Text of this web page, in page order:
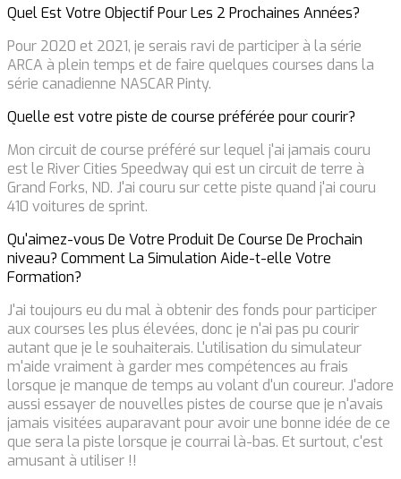
Quel Est Votre Objectif Pour Les 2 Prochaines Années?
Pour 2020 et 2021, je serais ravi de participer à la série
ARCA à plein temps et de faire quelques courses dans la
série canadienne NASCAR Pinty.
Quelle est votre piste de course préférée pour courir?
Mon circuit de course préféré sur lequel j'ai jamais couru
est le River Cities Speedway qui est un circuit de terre à
Grand Forks, ND. J'ai couru sur cette piste quand j'ai couru
410 voitures de sprint.
Qu'aimez-vous De Votre Produit De Course De Prochain ​​
niveau? Comment La Simulation Aide-t-elle Votre
Formation?
J'ai toujours eu du mal à obtenir des fonds pour participer
aux courses les plus élevées, donc je n'ai pas pu courir
autant que je le souhaiterais. L'utilisation du simulateur
m'aide vraiment à garder mes compétences au frais
lorsque je manque de temps au volant d'un coureur. J'adore
aussi essayer de nouvelles pistes de course que je n'avais
jamais visitées auparavant pour avoir une bonne idée de ce
que sera la piste lorsque je courrai là-bas. Et surtout, c'est
amusant à utiliser !!